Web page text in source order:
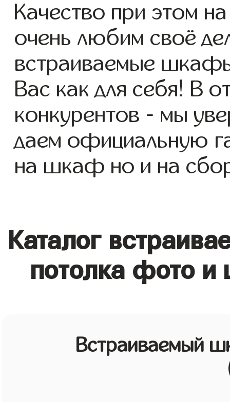
Качество при этом
очень любим своё
встраиваемые
Вас как для себя! В
конкурентов - мы
даем официальную
на шкаф но и на
Каталог
потолка фото
Встраиваемый